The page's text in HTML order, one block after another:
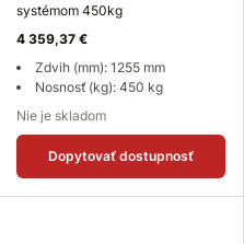
systémom 450kg
4 359,37 €
Zdvih (mm): 1255 mm
Nosnosť (kg): 450 kg
Nie je skladom
Dopytovať dostupnosť